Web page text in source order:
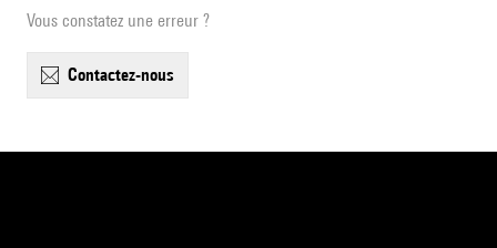
Vous constatez une erreur ?
contactez-nous